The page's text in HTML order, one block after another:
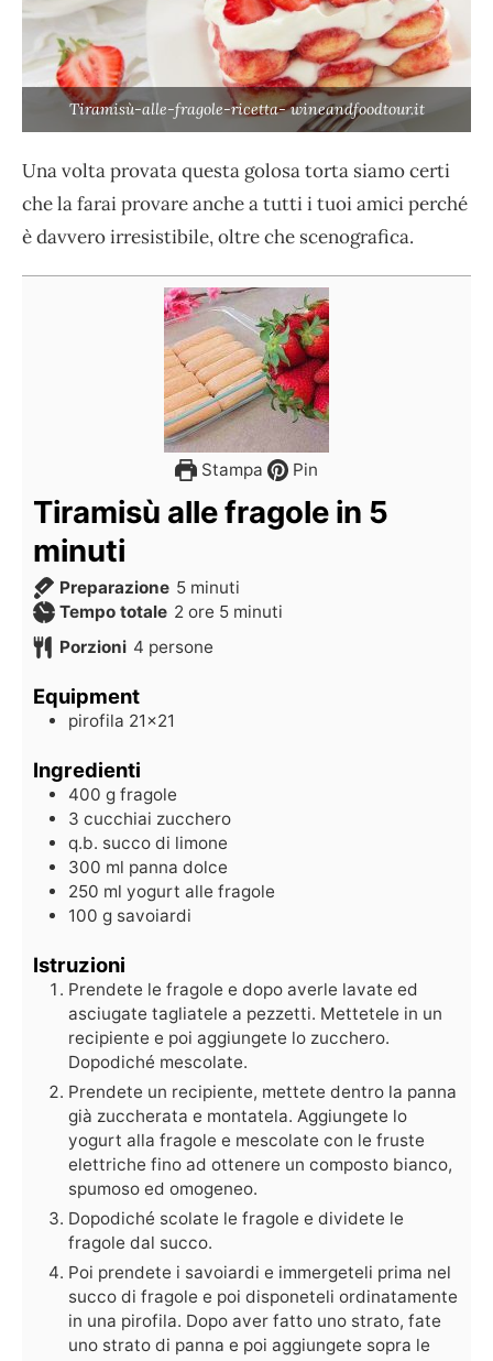
Tiramisù-alle-fragole-ricetta- wineandfoodtour.it
Una volta provata questa golosa torta siamo certi
che la farai provare anche a tutti i tuoi amici perché
è davvero irresistibile, oltre che scenografica.
Stampa Pin
Tiramisù alle fragole in 5
minuti
Preparazione 5 minuti
Tempo totale 2 ore 5 minuti
Porzioni 4 persone
Equipment
pirofila 21x21
Ingredienti
400 g fragole
3 cucchiai zucchero
q.b. succo di limone
300 ml panna dolce
250 ml yogurt alle fragole
100 g savoiardi
Istruzioni
Prendete le fragole e dopo averle lavate ed
asciugate tagliatele a pezzetti. Mettetele in un
recipiente e poi aggiungete lo zucchero.
Dopodiché mescolate.
Prendete un recipiente, mettete dentro la panna
già zuccherata e montatela. Aggiungete lo
yogurt alla fragole e mescolate con le fruste
elettriche fino ad ottenere un composto bianco,
spumoso ed omogeneo.
Dopodiché scolate le fragole e dividete le
fragole dal succo.
Poi prendete i savoiardi e immergeteli prima nel
succo di fragole e poi disponeteli ordinatamente
in una pirofila. Dopo aver fatto uno strato, fate
uno strato di panna e poi aggiungete sopra le